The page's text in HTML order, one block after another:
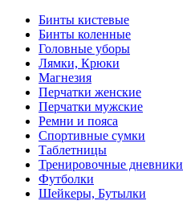
Бинты кистевые
Бинты коленные
Головные уборы
Лямки, Крюки
Магнезия
Перчатки женские
Перчатки мужские
Ремни и пояса
Спортивные сумки
Таблетницы
Тренировочные дневники
Футболки
Шейкеры, Бутылки